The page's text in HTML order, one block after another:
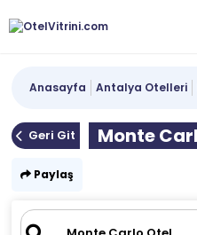
Anasayfa Antalya Otelleri
Geri Git Monte
Paylaş